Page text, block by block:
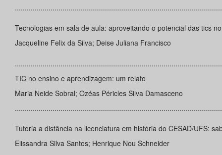
Tecnologias em sala de aula: aproveitando o potencial das tics
Jacqueline Felix da Silva; Deise Juliana Francisco
TIC no ensino e aprendizagem: um relato
Maria Neide Sobral; Ozéas Péricles Silva Damasceno
Tutoria a distância na licenciatura em história do CESAD/UFS:
Elissandra Silva Santos; Henrique Nou Schneider